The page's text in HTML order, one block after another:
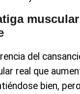
del
real que
bien,